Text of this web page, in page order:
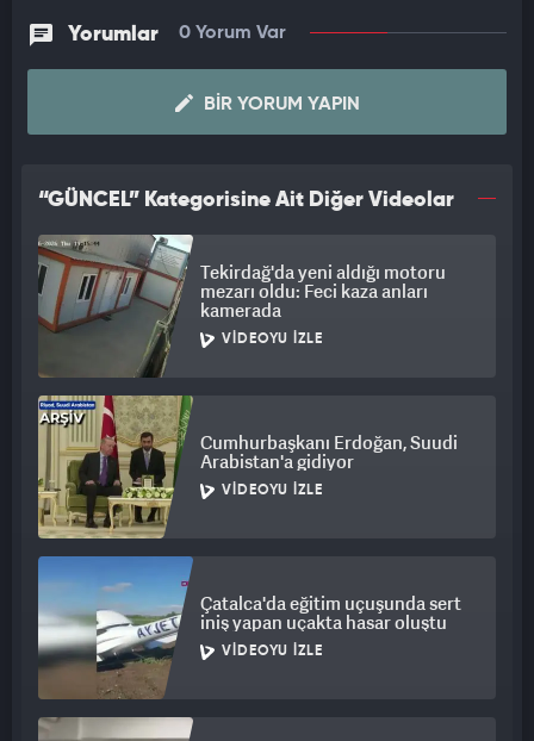
arbede nedeniyle trafikte kısa süreli yoğunluk meydana
gelirken, kavga çevredeki sürücüler tarafından güçlükle
Yorumlar 0 Yorum Var
BIR YORUM YAPIN
“GÜNCEL” Kategorisine Ait Diğer Videolar
Tekirdağ'da yeni aldığı motoru
mezarı oldu: Feci kaza anları
kamerada
VIDEOYU İZLE
Cumhurbaşkanı Erdoğan, Suudi
Arabistan'a gidiyor
VIDEOYU İZLE
Çatalca'da eğitim uçuşunda sert
iniş yapan uçakta hasar oluştu
VIDEOYU İZLE